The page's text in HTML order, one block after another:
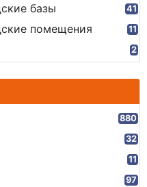
базы 41
помещения 11
2
880
32
11
97